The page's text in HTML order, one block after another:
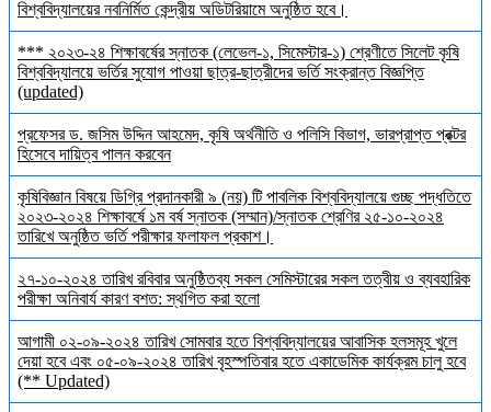
বিশ্ববিদ্যালয়ের নবনির্মিত কেন্দ্রীয় অডিটরিয়ামে অনুষ্ঠিত হবে।
*** ২০২৩-২৪ শিক্ষাবর্ষের স্নাতক (লেভেল-১, সিমেস্টার-১) শ্রেণীতে সিলেট কৃষি
বিশ্ববিদ্যালয়ে ভর্তির সুযোগ পাওয়া ছাত্র-ছাত্রীদের ভর্তি সংক্রান্ত বিজ্ঞপ্তি
(updated)
প্রফেসর ড. জসিম উদ্দিন আহমেদ, কৃষি অর্থনীতি ও পলিসি বিভাগ, ভারপ্রাপ্ত প্রক্টর
হিসেবে দায়িত্ব পালন করবেন
কৃষিবিজ্ঞান বিষয়ে ডিগ্রি প্রদানকারী ৯ (নয়) টি পাবলিক বিশ্ববিদ্যালয়ে গুচ্ছ পদ্ধতিতে
২০২৩-২০২৪ শিক্ষাবর্ষে ১ম বর্ষ স্নাতক (সম্মান)/স্নাতক শ্রেণির ২৫-১০-২০২৪
তারিখে অনুষ্ঠিত ভর্তি পরীক্ষার ফলাফল প্রকাশ।
২৭-১০-২০২৪ তারিখ রবিবার অনুষ্ঠিতব্য সকল সেমিস্টারের সকল তত্বীয় ও ব্যবহারিক
পরীক্ষা অনিবার্য কারণ বশত: স্থগিত করা হলো
আগামী ০২-০৯-২০২৪ তারিখ সোমবার হতে বিশ্ববিদ্যালয়ের আবাসিক হলসমূহ খুলে
দেয়া হবে এবং ০৫-০৯-২০২৪ তারিখ বৃহস্পতিবার হতে একাডেমিক কার্যক্রম চালু হবে
(** Updated)